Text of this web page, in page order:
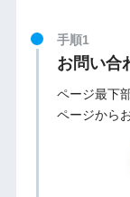
手順1
お問い合
ページ最下
ページから